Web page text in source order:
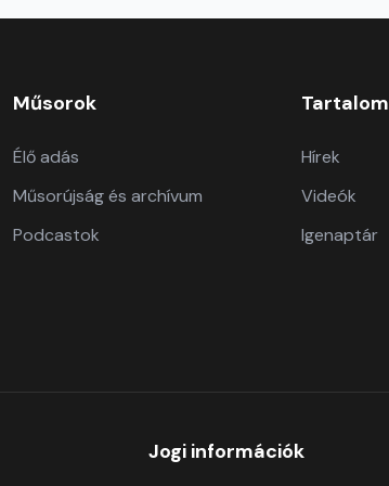
Műsorok
Élő adás
Műsorújság és archívum
Podcastok
Tartalom
Hírek
Videók
Igenaptár
Jogi információk